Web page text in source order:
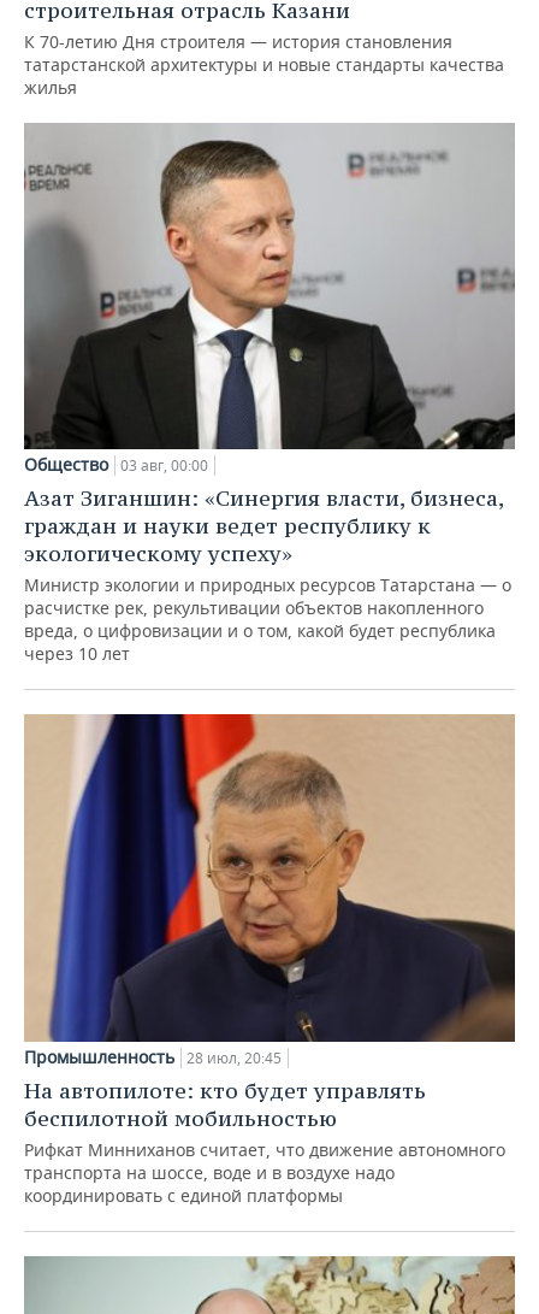
строительная отрасль Казани
К 70-летию Дня строителя — история становления
татарстанской архитектуры и новые стандарты качества
жилья
Общество 03 авг, 00:00
Азат Зиганшин: «Синергия власти, бизнеса,
граждан и науки ведет республику к
экологическому успеху»
Министр экологии и природных ресурсов Татарстана — о
расчистке рек, рекультивации объектов накопленного
вреда, о цифровизации и о том, какой будет республика
через 10 лет
Промышленность 28 июл, 20:45
На автопилоте: кто будет управлять
беспилотной мобильностью
Рифкат Минниханов считает, что движение автономного
транспорта на шоссе, воде и в воздухе надо
координировать с единой платформы